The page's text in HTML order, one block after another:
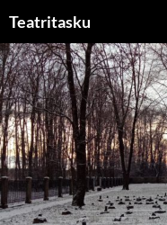
sisu
juurde
Teatritasku